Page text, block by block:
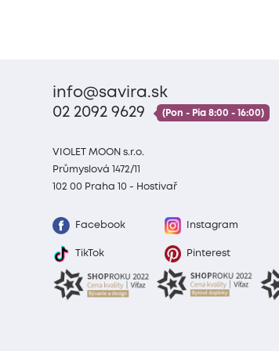
info@savira.sk
02 2092 9629
(Pon - Pia 8:00 - 16:00)
VIOLET MOON s.r.o.
Průmyslová 1472/11
102 00 Praha 10 - Hostivař
Facebook Instagram
TikTok Pinterest